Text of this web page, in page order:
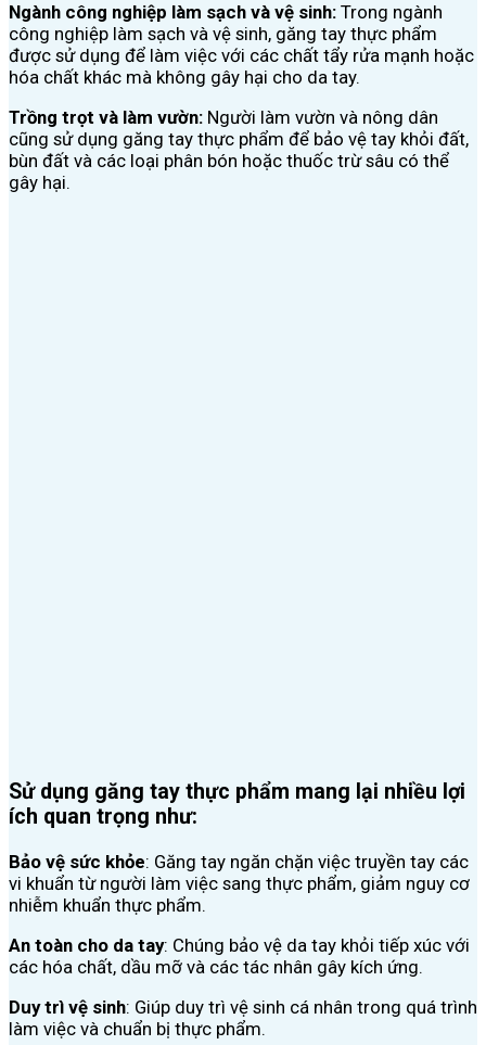
Ngành công nghiệp làm sạch và vệ sinh: Trong ngành
công nghiệp làm sạch và vệ sinh, găng tay thực phẩm
được sử dụng để làm việc với các chất tẩy rửa mạnh hoặc
hóa chất khác mà không gây hại cho da tay.
Trồng trọt và làm vườn: Người làm vườn và nông dân
cũng sử dụng găng tay thực phẩm để bảo vệ tay khỏi đất,
bùn đất và các loại phân bón hoặc thuốc trừ sâu có thể
gây hại.
Sử dụng găng tay thực phẩm mang lại nhiều lợi
ích quan trọng như:
Bảo vệ sức khỏe: Găng tay ngăn chặn việc truyền tay các
vi khuẩn từ người làm việc sang thực phẩm, giảm nguy cơ
nhiễm khuẩn thực phẩm.
An toàn cho da tay: Chúng bảo vệ da tay khỏi tiếp xúc với
các hóa chất, dầu mỡ và các tác nhân gây kích ứng.
Duy trì vệ sinh: Giúp duy trì vệ sinh cá nhân trong quá trình
làm việc và chuẩn bị thực phẩm.